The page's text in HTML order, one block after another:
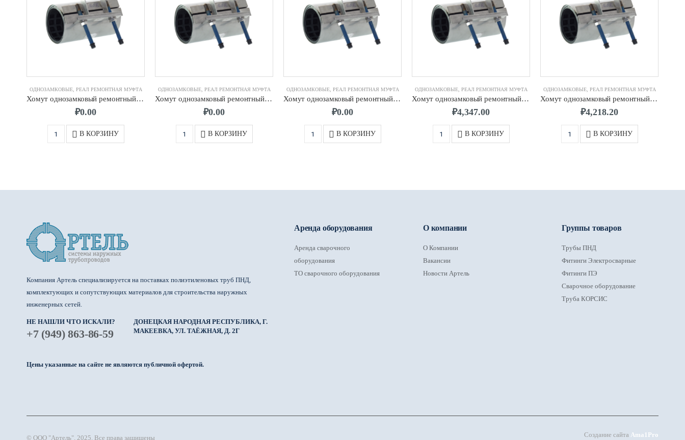
ОДНОЗАМКОВЫЕ, РЕАЛ РЕМОНТНАЯ МУФТА
Хомут однозамковый ремонтный д. 125 (140-145) мм 2-х шп. L-200
₽0.00
В КОРЗИНУ
ОДНОЗАМКОВЫЕ, РЕАЛ РЕМОНТНАЯ МУФТА
Хомут однозамковый ремонтный д. 125 (125-135) мм 2-х шп. L-200
₽0.00
В КОРЗИНУ
ОДНОЗАМКОВЫЕ, РЕАЛ РЕМОНТНАЯ МУФТА
Хомут однозамковый ремонтный д. 225 (228-238) мм 2-х шп. L-200
₽0.00
В КОРЗИНУ
ОДНОЗАМКОВЫЕ, РЕАЛ РЕМОНТНАЯ МУФТА
Хомут однозамковый ремонтный д. 100 (108-118) мм 2-х шп. L-200
₽4,347.00
В КОРЗИНУ
ОДНОЗАМКОВЫЕ, РЕАЛ РЕМОНТНАЯ МУФТА
Хомут однозамковый ремонтный д. 75 (75-85) мм 2-х шп. L-200
₽4,218.20
В КОРЗИНУ
Компания Артель специализируется на поставках полиэтиленовых труб ПНД,
комплектующих и сопутствующих материалов для строительства наружных
инженерных сетей.
НЕ НАШЛИ ЧТО ИСКАЛИ?
+7 (949) 863-86-59
ДОНЕЦКАЯ НАРОДНАЯ РЕСПУБЛИКА, Г.
МАКЕЕВКА, УЛ. ТАЁЖНАЯ, Д. 2Г
Цены указанные на сайте не являются публичной офертой.
Аренда оборудования
Аренда сварочного
оборудования
ТО сварочного оборудования
О компании
О Компании
Вакансии
Новости Артель
Группы товаров
Трубы ПНД
Фитинги Электросварные
Фитинги ПЭ
Сварочное оборудование
Труба КОРСИС
© ООО "Артель". 2025. Все права защищены Создание сайта Ama1Pro